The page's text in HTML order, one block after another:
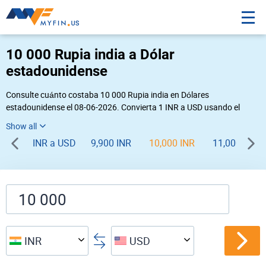
10 000 Rupia india a Dólar
estadounidense
Consulte cuánto costaba 10 000 Rupia india en Dólares
estadounidense el 08-06-2026. Convierta 1 INR a USD usando el
inversa, vaya a «
INR a USD 9,900 INR 10,000 INR 11,000 INR
INR USD